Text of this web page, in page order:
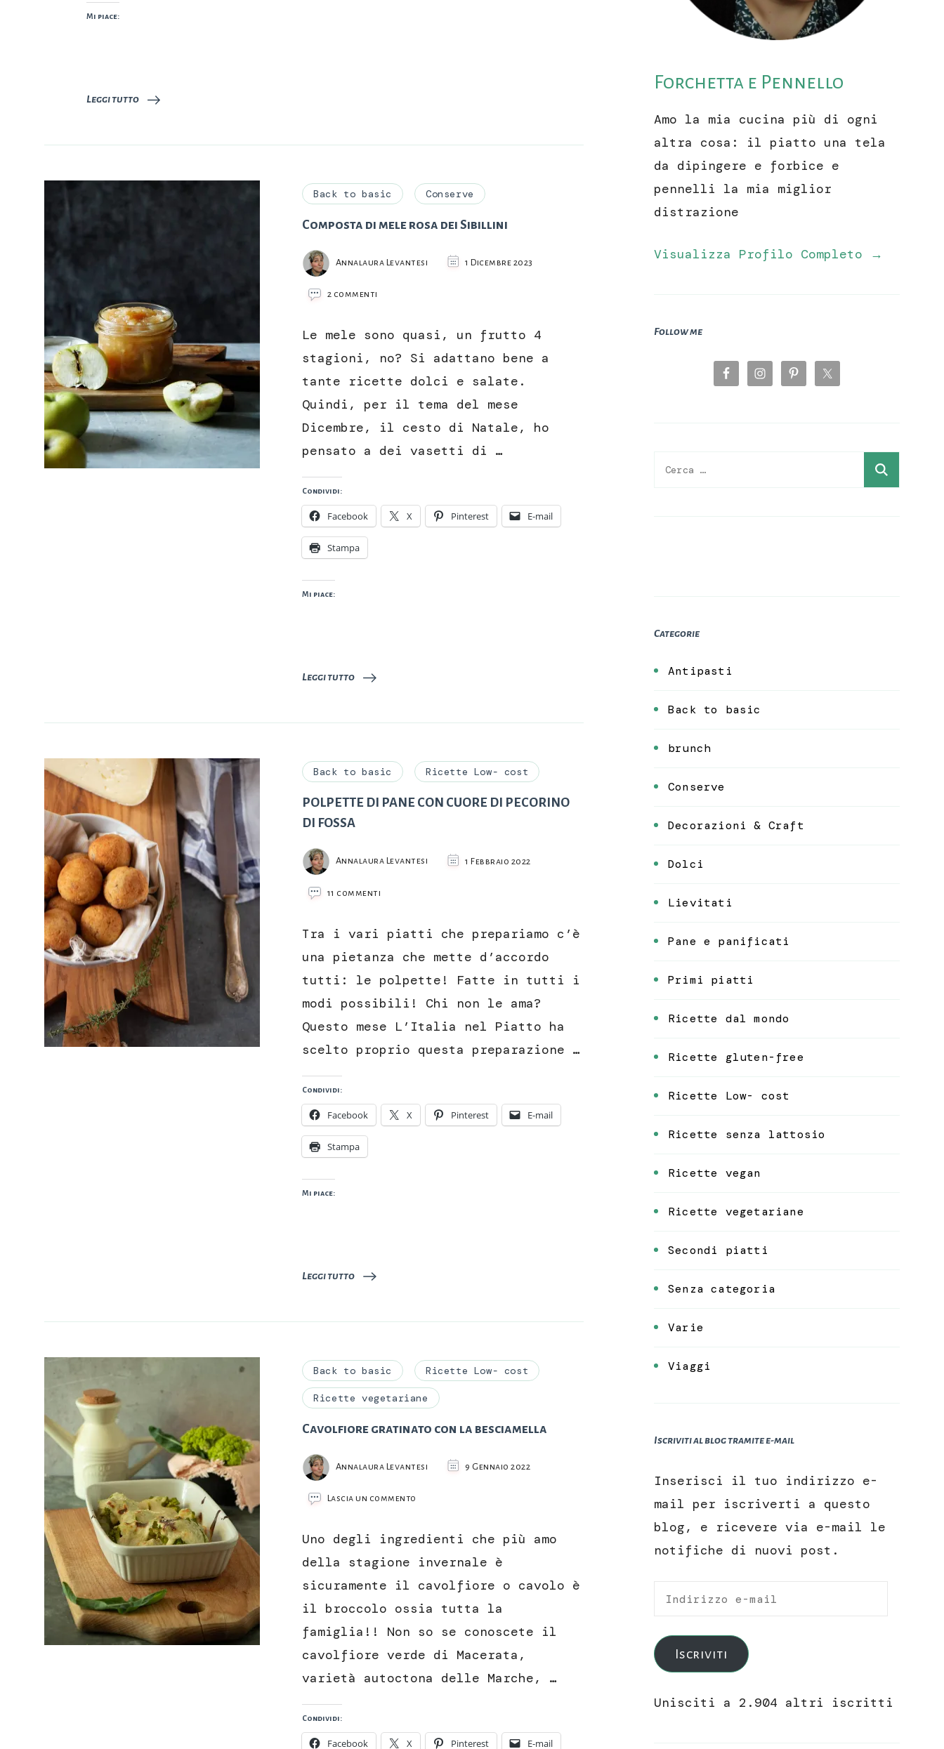
Mi piace:
Leggi tutto
Back to basic Conserve
Composta di mele rosa dei Sibillini
Annalaura Levantesi 1 Dicembre 2023
2 commenti
mele
rosa
Sibillini
Le mele sono quasi, un frutto 4
stagioni, no? Si adattano bene a
tante ricette dolci e salate.
Quindi, per il tema del mese
Dicembre, il cesto di Natale, ho
pensato a dei vasetti di …
Condividi:
Facebook X Pinterest E-mail
Stampa
Mi piace:
Leggi tutto
Back to basic Ricette Low- cost
POLPETTE DI PANE CON CUORE DI PECORINO
DI FOSSA
Annalaura Levantesi 1 Febbraio 2022
11 commenti
PANE
DI
DI
FOSSA
Tra i vari piatti che prepariamo c’è
una pietanza che mette d’accordo
tutti: le polpette! Fatte in tutti i
modi possibili! Chi non le ama?
Questo mese L’Italia nel Piatto ha
scelto proprio questa preparazione …
Condividi:
Facebook X Pinterest E-mail
Stampa
Mi piace:
Leggi tutto
Back to basic Ricette Low- cost
Ricette vegetariane
Cavolfiore gratinato con la besciamella
Annalaura Levantesi 9 Gennaio 2022
Lascia un commento
con
la
Uno degli ingredienti che più amo
della stagione invernale è
sicuramente il cavolfiore o cavolo è
il broccolo ossia tutta la
famiglia!! Non so se conoscete il
cavolfiore verde di Macerata,
varietà autoctona delle Marche, …
Condividi:
Facebook X Pinterest E-mail
Forchetta e Pennello
Amo la mia cucina più di ogni
altra cosa: il piatto una tela
da dipingere e forbice e
pennelli la mia miglior
distrazione
Visualizza Profilo Completo →
Follow me
Ricerca
Categorie
Antipasti
Back to basic
brunch
Conserve
Decorazioni & Craft
Dolci
Lievitati
Pane e panificati
Primi piatti
Ricette dal mondo
Ricette gluten-free
Ricette Low- cost
Ricette senza lattosio
Ricette vegan
Ricette vegetariane
Secondi piatti
Senza categoria
Varie
Viaggi
Iscriviti al blog tramite e-mail
Inserisci il tuo indirizzo e-
mail per iscriverti a questo
blog, e ricevere via e-mail le
notifiche di nuovi post.
Indirizzo
mail
Iscriviti
Unisciti a 2.904 altri iscritti